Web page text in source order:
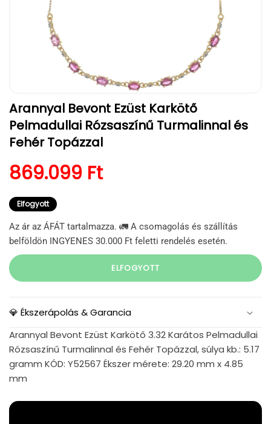
médiafájl
megnyitása
a
párbeszédpanelen
Arannyal Bevont Ezüst Karkötő
Pelmadullai Rózsaszínű Turmalinnal és
Fehér Topázzal
Normál ár
869.099 Ft
Elfogyott
Az ár az ÁFÁT tartalmazza. 🚛 A csomagolás és szállítás
belföldön INGYENES 30.000 Ft feletti rendelés esetén.
ELFOGYOTT
💎 Ékszerápolás & Garancia
Arannyal Bevont Ezüst Karkötő 3.32 Karátos Pelmadullai
Rózsaszínű Turmalinnal és Fehér Topázzal, súlya kb.: 5.17
gramm KÓD: Y52567 Ékszer mérete: 29.20 mm x 4.85
mm